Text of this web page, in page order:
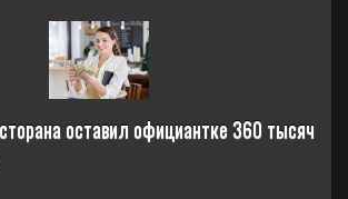
оставил официантке 360 тысяч